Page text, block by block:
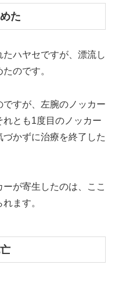
た
ハヤセですが、漂流し
のです。
すが、左腕のノッカー
とも1度目のノッカー
かずに治療を終了した
が寄生したのは、ここ
ます。